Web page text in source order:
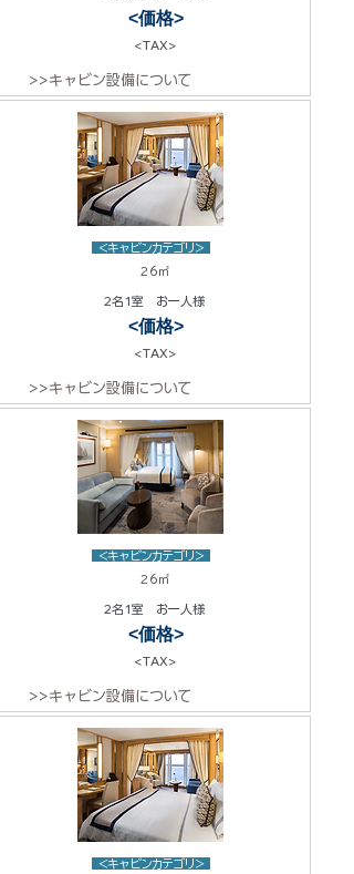
<価格>
<TAX>
>>キャビン設備について
<キャビンカテゴリ>
26㎡
2名1室 お一人様
<価格>
<TAX>
>>キャビン設備について
<キャビンカテゴリ>
26㎡
2名1室 お一人様
<価格>
<TAX>
>>キャビン設備について
<キャビンカテゴリ>